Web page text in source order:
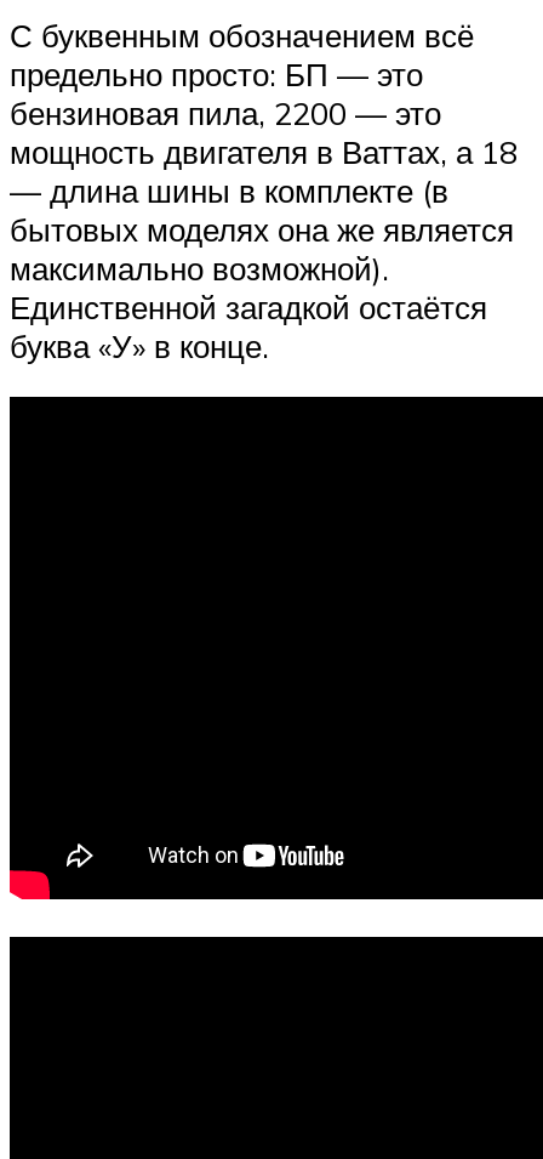
С буквенным обозначением всё
предельно просто: БП — это
бензиновая пила, 2200 — это
мощность двигателя в Ваттах, а 18
— длина шины в комплекте (в
бытовых моделях она же является
максимально возможной).
Единственной загадкой остаётся
буква «У» в конце.